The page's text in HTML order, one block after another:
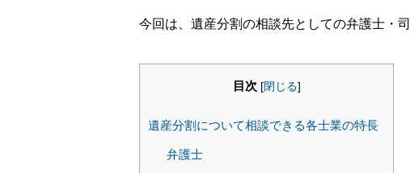
今回は、遺産分割の相談先としての弁護士・
目次 [閉じる]
遺産分割について相談できる各士業の特長
弁護士